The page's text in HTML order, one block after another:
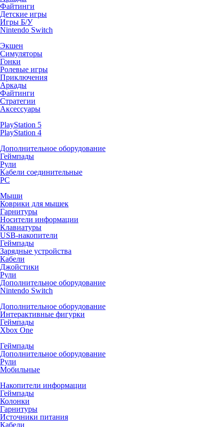
Файтинги
Детские игры
Игры Б/У
Nintendo Switch
Экшен
Симуляторы
Гонки
Ролевые игры
Приключения
Аркады
Файтинги
Стратегии
Аксессуары
PlayStation 5
PlayStation 4
Дополнительное оборудование
Геймпады
Рули
Кабели соединительные
PC
Мыши
Коврики для мышек
Гарнитуры
Носители информации
Клавиатуры
USB-накопители
Геймпады
Зарядные устройства
Кабели
Джойстики
Рули
Дополнительное оборудование
Nintendo Switch
Дополнительное оборудование
Интерактивные фигурки
Геймпады
Xbox One
Геймпады
Дополнительное оборудование
Рули
Мобильные
Накопители информации
Геймпады
Колонки
Гарнитуры
Источники питания
Кабели